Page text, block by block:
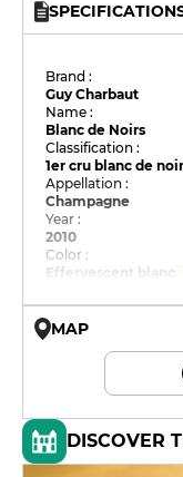
Brand :
Guy Charbaut
Name :
Blanc de Noirs
Classification :
1er cru blanc de
Appellation :
Champagne
Year :
2010
Color :
Effervescent blanc
MAP
DISCOVER